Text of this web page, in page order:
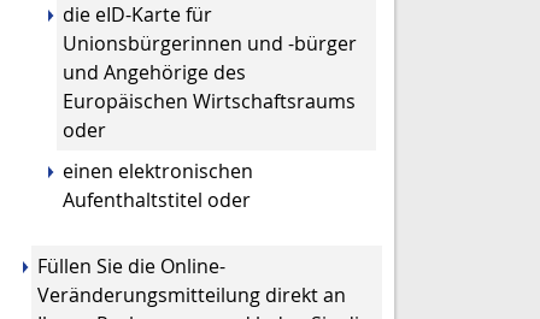
die eID-Karte für
Unionsbürgerinnen und -bürger
und Angehörige des
Europäischen Wirtschaftsraums
oder
einen elektronischen
Aufenthaltstitel oder
Füllen Sie die Online-
Veränderungsmitteilung direkt an